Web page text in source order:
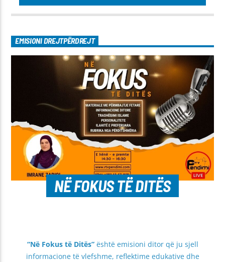
EMISIONI DREJTPËRDREJT
NË FOKUS TË DITËS
“Në Fokus të Ditës”është emisioni ditor që ju sjell
informacione të vlefshme, reflektime edukative dhe